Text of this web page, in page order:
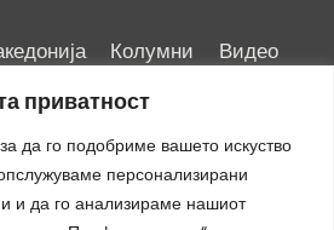
приватност
да го подобриме вашето искуство
персонализирани
и да го анализираме нашиот
Колумни
Видео
Здравје
Занимливости
ИРИС